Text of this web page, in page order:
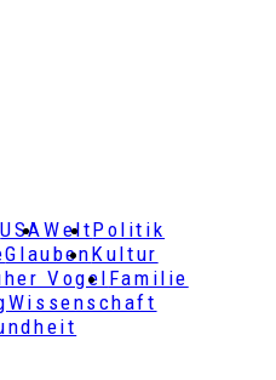
USAWeltPolitik
GlaubenKultur
VogelFamilie
Wissenschaft